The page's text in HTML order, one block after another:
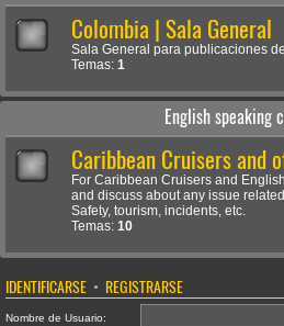
Colombia | Sala General
Sala General para publicaciones
Temas: 1
English speaking
Caribbean Cruisers and
For Caribbean Cruisers and
and discuss about any issue
Safety, tourism, incidents, etc.
Temas: 10
IDENTIFICARSE • REGISTRARSE
Nombre de Usuario: